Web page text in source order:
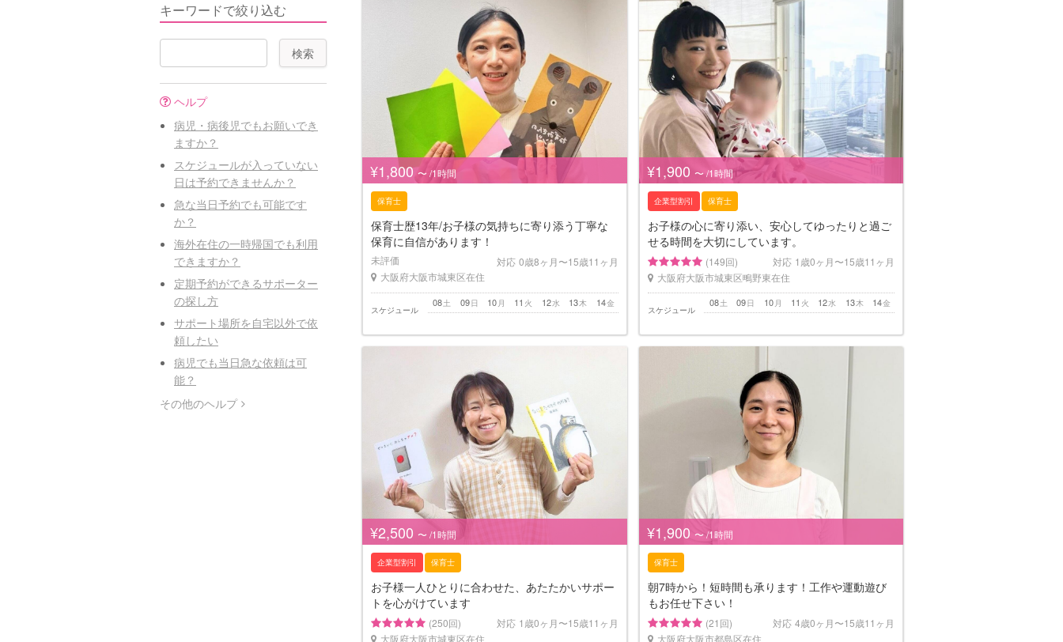
キーワードで絞り込む
ヘルプ
病児・病後児でもお願いでき
ますか？
スケジュールが入っていない
日は予約できませんか？
急な当日予約でも可能です
か？
海外在住の一時帰国でも利用
できますか？
定期予約ができるサポーター
の探し方
サポート場所を自宅以外で依
頼したい
病児でも当日急な依頼は可
能？
その他のヘルプ
¥1,800 〜 /1時間
保育士
保育士歴13年/お子様の気持ちに寄り添う丁寧な
保育に自信があります！
未評価 対応 0歳8ヶ月〜15歳11ヶ月
大阪府大阪市城東区在住
スケジュール
土
08 日
09 月
10 火
11 水
12 木
13 金
14
¥1,900 〜 /1時間
企業型割引 保育士
お子様の心に寄り添い、安心してゆったりと過ご
せる時間を大切にしています。
(149回) 対応 1歳0ヶ月〜15歳11ヶ月
大阪府大阪市城東区鴫野東在住
スケジュール
土
08 日
09 月
10 火
11 水
12 木
13 金
14
¥2,500 〜 /1時間
企業型割引 保育士
お子様一人ひとりに合わせた、あたたかいサポー
トを心がけています
(250回) 対応 1歳0ヶ月〜15歳11ヶ月
大阪府大阪市城東区在住
¥1,900 〜 /1時間
保育士
朝7時から！短時間も承ります！工作や運動遊び
もお任せ下さい！
(21回) 対応 4歳0ヶ月〜15歳11ヶ月
大阪府大阪市都島区在住